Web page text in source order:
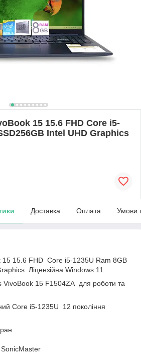
15 15.6 FHD Core i5-
Intel UHD Graphics
Доставка Оплата Умови
15 15.6 FHD Core i5-1235U Ram 8GB
Ліцензійна Windows 11
VivoBook 15 F1504ZA для роботи та
Core i5-1235U 12 покоління
SonicMaster